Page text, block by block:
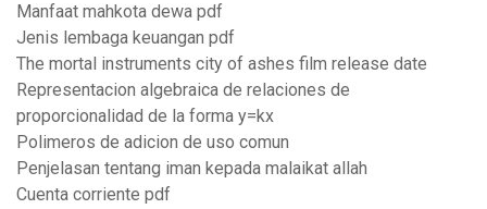
Manfaat mahkota dewa pdf
Jenis lembaga keuangan pdf
The mortal instruments city of ashes film release date
Representacion algebraica de relaciones de
proporcionalidad de la forma y=kx
Polimeros de adicion de uso comun
Penjelasan tentang iman kepada malaikat allah
Cuenta corriente pdf